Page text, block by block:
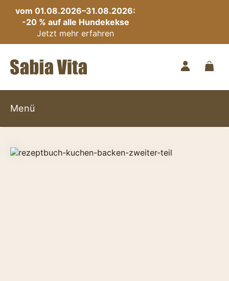
vom 01.08.2026–31.08.2026:
-20 % auf alle Hundekekse
Jetzt mehr erfahren
Menü